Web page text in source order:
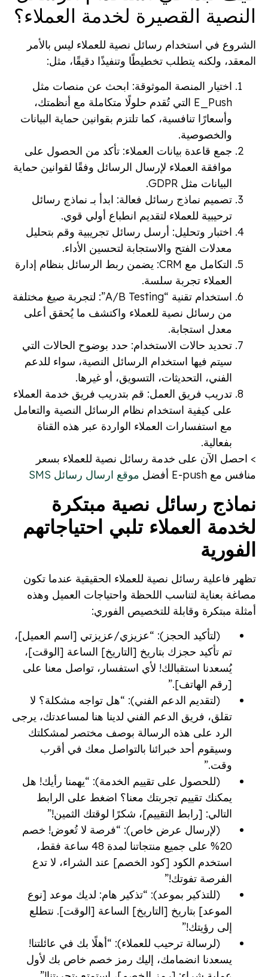
النصية القصيرة لخدمة العملاء؟
الشروع في استخدام رسائل نصية للعملاء ليس بالأمر
المعقد، ولكنه يتطلب تخطيطًا وتنفيذًا دقيقًا، مثل:
اختيار المنصة الموثوقة: ابحث عن منصات مثل
E_Push التي تُقدم حلولًا متكاملة مع أنظمتك،
وأسعارًا تنافسية، كما تلتزم بقوانين حماية البيانات
والخصوصية.
جمع قاعدة بيانات العملاء: تأكد من الحصول على
موافقة العملاء لإرسال الرسائل وفقًا لقوانين حماية
البيانات مثل GDPR.
تصميم نماذج رسائل فعالة: ابدأ بـ نماذج رسائل
ترحيبية للعملاء لتقديم انطباع أولي قوي.
اختبار وتحليل: أرسل رسائل تجريبية وقم بتحليل
معدلات الفتح والاستجابة لتحسين الأداء.
التكامل مع CRM: يضمن ربط الرسائل بنظام إدارة
العملاء تجربة سلسة.
استخدام تقنية “A/B Testing”: لتجربة صيغ مختلفة
من رسائل نصية للعملاء واكتشف ما يُحقق أعلى
معدل استجابة.
تحديد حالات الاستخدام: حدد بوضوح الحالات التي
سيتم فيها استخدام الرسائل النصية، سواء للدعم
الفني، التحديثات، التسويق، أو غيرها.
تدريب فريق العمل: قم بتدريب فريق خدمة العملاء
على كيفية استخدام نظام الرسائل النصية والتعامل
مع استفسارات العملاء الواردة عبر هذه القناة
بفعالية.
> احصل الآن على خدمة رسائل نصية للعملاء بسعر
منافس مع E-push أفضل
موقع ارسال رسائل SMS
نماذج رسائل نصية مبتكرة
لخدمة العملاء تلبي احتياجاتهم
الفورية
تظهر فاعلية رسائل نصية للعملاء الحقيقية عندما تكون
مصاغة بعناية لتناسب اللحظة واحتياجات العميل وهذه
أمثلة مبتكرة وقابلة للتخصيص الفوري:
(لتأكيد الحجز): “عزيزي/عزيزتي [اسم العميل]،
تم تأكيد حجزك بتاريخ [التاريخ] الساعة [الوقت]،
يُسعدنا استقبالك! لأي استفسار، تواصل معنا على
[رقم الهاتف].”
(لتقديم الدعم الفني): “هل تواجه مشكلة؟ لا
تقلق، فريق الدعم الفني لدينا هنا لمساعدتك، يرجى
الرد على هذه الرسالة بوصف مختصر لمشكلتك
وسيقوم أحد خبرائنا بالتواصل معك في أقرب
وقت.”
(للحصول على تقييم الخدمة): “يهمنا رأيك! هل
يمكنك تقييم تجربتك معنا؟ اضغط على الرابط
التالي: [رابط التقييم]، شكرًا لوقتك الثمين!”
(لإرسال عرض خاص): “فرصة لا تُعوض! خصم
20% على جميع منتجاتنا لمدة 48 ساعة فقط،
استخدم الكود [كود الخصم] عند الشراء، لا تدع
الفرصة تفوتك!”
(للتذكير بموعد): “تذكير هام: لديك موعد [نوع
الموعد] بتاريخ [التاريخ] الساعة [الوقت]. نتطلع
إلى رؤيتك!”
(لرسالة ترحيب للعملاء): “أهلًا بك في عائلتنا!
يسعدنا انضمامك، إليك رمز خصم خاص بك لأول